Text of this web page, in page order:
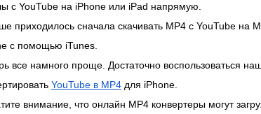
с YouTube на iPhone или iPad напрямую.
приходилось сначала скачивать MP4 с YouTube
с помощью iTunes.
все намного проще. Достаточно воспользоваться
YouTube в MP4 для iPhone.
внимание, что онлайн MP4 конвертеры могут